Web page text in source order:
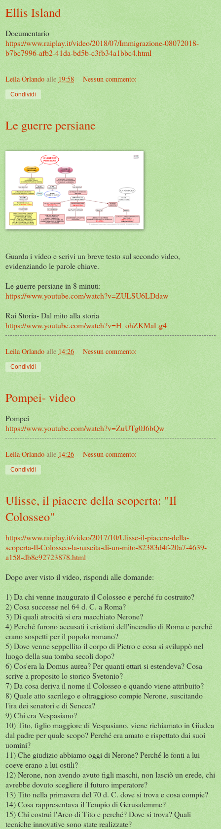
Ellis Island
Documentario
https://www.raiplay.it/video/2018/07/Immigrazione-08072018-
b7bc7996-afb2-41da-bd5b-c3fb34a1bbc4.html
Leila Orlando alle 19:58 Nessun commento:
Condividi
Le guerre persiane
Guarda i video e scrivi un breve testo sul secondo video,
evidenziando le parole chiave.
Le guerre persiane in 8 minuti:
https://www.youtube.com/watch?v=ZULSU6LDdaw
Rai Storia- Dal mito alla storia
https://www.youtube.com/watch?v=H_ohZKMaLg4
Leila Orlando alle 14:26 Nessun commento:
Condividi
Pompei- video
Pompei
https://www.youtube.com/watch?v=ZuUTg0J6bQw
Leila Orlando alle 14:26 Nessun commento:
Condividi
Ulisse, il piacere della scoperta: "Il
Colosseo"
https://www.raiplay.it/video/2017/10/Ulisse-il-piacere-della-
scoperta-Il-Colosseo-la-nascita-di-un-mito-82383d4f-20a7-4639-
a158-db8e92723878.html
Dopo aver visto il video, rispondi alle domande:
1) Da chi venne inaugurato il Colosseo e perché fu costruito?
2) Cosa successe nel 64 d. C. a Roma?
3) Di quali atrocità si era macchiato Nerone?
4) Perché furono accusati i cristiani dell'incendio di Roma e perché
erano sospetti per il popolo romano?
5) Dove venne seppellito il corpo di Pietro e cosa si sviluppò nel
luogo della sua tomba secoli dopo?
6) Cos'era la Domus aurea? Per quanti ettari si estendeva? Cosa
scrive a proposito lo storico Svetonio?
7) Da cosa deriva il nome il Colosseo e quando viene attribuito?
8) Quale atto sacrilego e oltraggioso compie Nerone, suscitando
l'ira dei senatori e di Seneca?
9) Chi era Vespasiano?
10) Tito, figlio maggiore di Vespasiano, viene richiamato in Giudea
dal padre per quale scopo? Perché era amato e rispettato dai suoi
uomini?
11) Che giudizio abbiamo oggi di Nerone? Perché le fonti a lui
coeve erano a lui ostili?
12) Nerone, non avendo avuto figli maschi, non lasciò un erede, chi
avrebbe dovuto scegliere il futuro imperatore?
13) Tito nella primavera del 70 d. C. dove si trova e cosa compie?
14) Cosa rappresentava il Tempio di Gerusalemme?
15) Chi costruì l'Arco di Tito e perché? Dove si trova? Quali
tecniche innovative sono state realizzate?